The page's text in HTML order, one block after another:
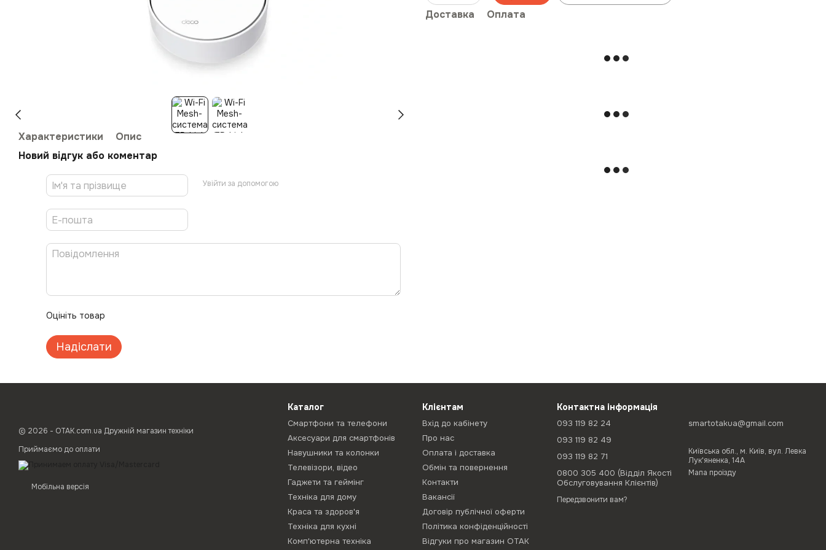
Характеристики
Опис
Новий відгук або коментар
Увійти за допомогою
Оцініть товар
Надіслати
Доставка Оплата
© 2026 - ОТАК.com.ua Дружній магазин техніки
Приймаємо до оплати
Мобільна версія
Каталог
Смартфони та телефони
Аксесуари для смартфонів
Навушники та колонки
Телевізори, відео
Гаджети та геймінг
Техніка для дому
Краса та здоров'я
Техніка для кухні
Комп'ютерна техніка
Клієнтам
Вхід до кабінету
Про нас
Оплата і доставка
Обмін та повернення
Контакти
Вакансії
Договір публічної оферти
Політика конфіденційності
Відгуки про магазин ОТАК
Контактна інформація
093 119 82 24
093 119 82 49
093 119 82 71
0800 305 400 (Відділ Якості
Обслуговування Клієнтів)
Передзвонити вам?
smartotakua@gmail.com
Київська обл., м. Київ, вул. Левка
Лук'яненка, 14А
Мапа проїзду